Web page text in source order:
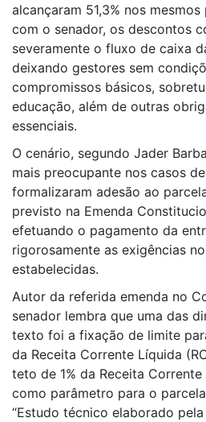
alcançaram 51,3% nos
com o senador, os descontos
severamente o fluxo de caixa
deixando gestores sem
compromissos básicos,
educação, além de outras
essenciais.
O cenário, segundo Jader
mais preocupante nos casos
formalizaram adesão ao
previsto na Emenda
efetuando o pagamento da
rigorosamente as exigências
estabelecidas.
Autor da referida emenda no
senador lembra que uma das
texto foi a fixação de limite
da Receita Corrente Líquida
teto de 1% da Receita
como parâmetro para o
“Estudo técnico elaborado